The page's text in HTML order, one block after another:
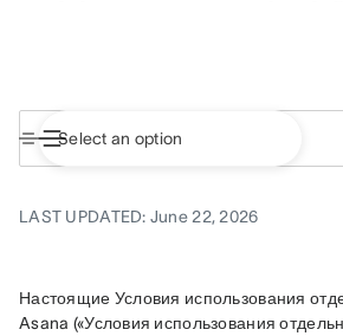
LAST UPDATED: June 22, 2026
Настоящие Условия использования
Asana («Условия использования